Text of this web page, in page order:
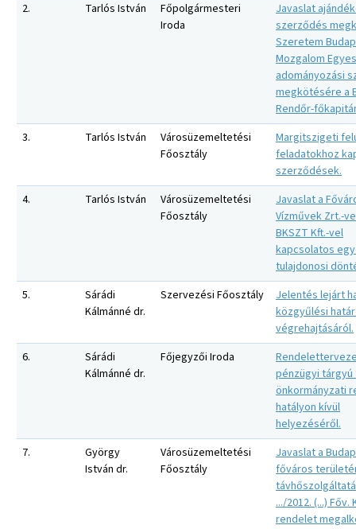
2.
Tarlós István
Főpolgármesteri
Iroda
Javaslat
szerződés
Szeretem
Mozgalom
adományozási
megkötésére a
Rendőr-
3.
Tarlós István
Városüzemeltetési
Főosztály
Margitszigeti
feladatokhoz
szerződések.
4.
Tarlós István
Városüzemeltetési
Főosztály
Javaslat a
Vízművek Zrt.-
BKSZT Kft.-vel
kapcsolatos
tulajdonosi
5.
Sárádi
Kálmánné dr.
Szervezési Főosztály
Jelentés lejárt
közgyűlési
végrehajtásáról.
6.
Sárádi
Kálmánné dr.
Főjegyzői Iroda
pénzügyi
önkormányzati
hatályon kívül
helyezéséről.
7.
György
István dr.
Városüzemeltetési
Főosztály
Javaslat a
főváros
.../2012. (...) Főv.
rendelet